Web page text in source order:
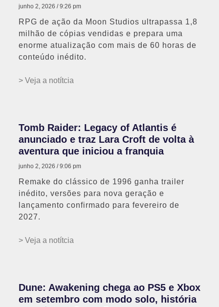
junho 2, 2026 9:26 pm
RPG de ação da Moon Studios ultrapassa 1,8
milhão de cópias vendidas e prepara uma
enorme atualização com mais de 60 horas de
conteúdo inédito.
> Veja a notítcia
Tomb Raider: Legacy of Atlantis é
anunciado e traz Lara Croft de volta à
aventura que iniciou a franquia
junho 2, 2026 9:06 pm
Remake do clássico de 1996 ganha trailer
inédito, versões para nova geração e
lançamento confirmado para fevereiro de
2027.
> Veja a notítcia
Dune: Awakening chega ao PS5 e Xbox
em setembro com modo solo, história